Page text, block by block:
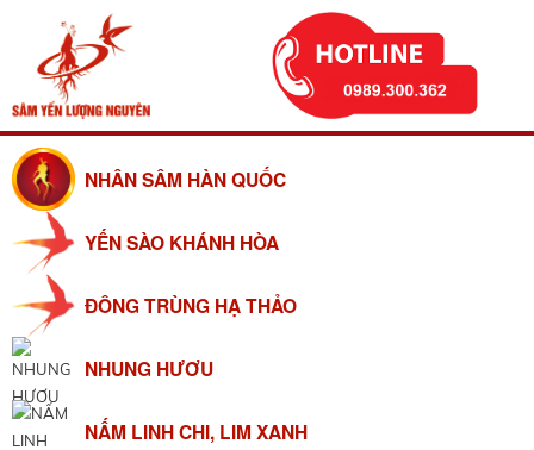
NHÂN SÂM HÀN QUỐC
YẾN SÀO KHÁNH HÒA
ĐÔNG TRÙNG HẠ THẢO
NHUNG HƯƠU
NẤM LINH CHI, LIM XANH